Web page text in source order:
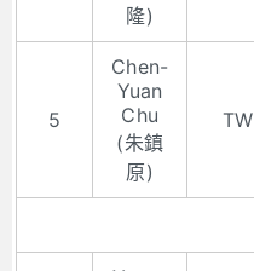
隆)
5
Chen-
Yuan
Chu
(朱鎮
原)
TW